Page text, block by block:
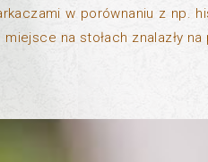
w porównaniu z np.
na stołach znalazły